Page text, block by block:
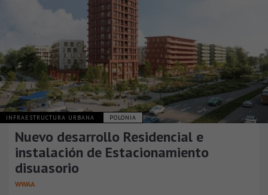
INFRAESTRUCTURA URBANA POLONIA
Nuevo desarrollo Residencial e
instalación de Estacionamiento
disuasorio
WWAA